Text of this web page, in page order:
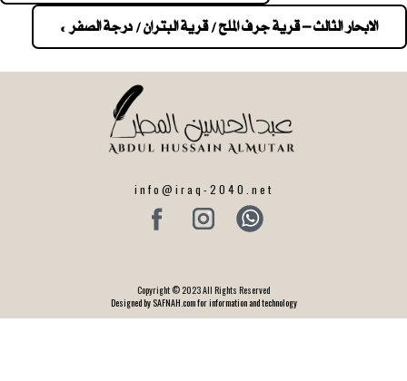
navigation
الابحار الثالث – قرية جرف الملح / قرية البتران / درجة الصفر »
info@iraq-2040.net
Copyright © 2023 All Rights Reserved
Designed by SAFNAH.com for information and technology